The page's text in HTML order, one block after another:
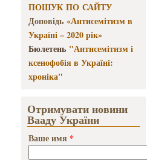
ПОШУК ПО САЙТУ
Доповідь «Антисемітизм в
Україні – 2020 рік»
Бюлетень "Антисемітизм і
ксенофобія в Україні:
хроніка"
Отримувати новини
Вааду України
Ваше имя *